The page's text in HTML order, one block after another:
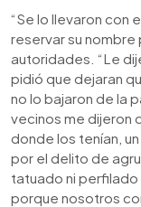
“Se lo llevaron con
reservar su
autoridades. “Le
pidió que dejaran
no lo bajaron de la
vecinos me dijeron
donde los tenían,
por el delito de
tatuado ni
porque nosotros